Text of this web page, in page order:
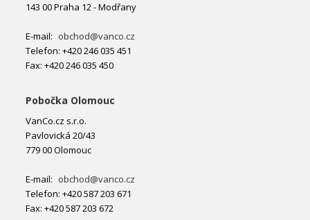
143 00 Praha 12 - Modřany
E-mail: obchod@vanco.cz
Telefon: +420 246 035 451
Fax: +420 246 035 450
Pobočka Olomouc
VanCo.cz s.r.o.
Pavlovická 20/43
779 00 Olomouc
E-mail: obchod@vanco.cz
Telefon: +420 587 203 671
Fax: +420 587 203 672